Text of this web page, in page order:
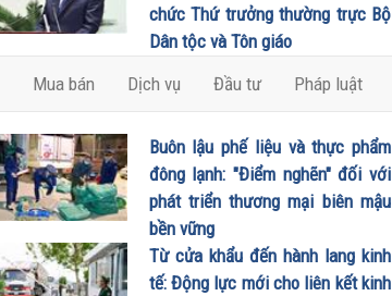
chức Thứ trưởng thường trực Bộ
Dân tộc và Tôn giáo
Mua bán Dịch vụ Đầu tư Pháp luật
Buôn lậu phế liệu và thực phẩm
đông lạnh: "Điểm nghẽn" đối với
phát triển thương mại biên mậu
bền vững
27/06/2026
Từ cửa khẩu đến hành lang kinh
tế: Động lực mới cho liên kết kinh